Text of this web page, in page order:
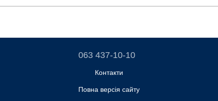
063 437-10-10
Контакти
Повна версія сайту